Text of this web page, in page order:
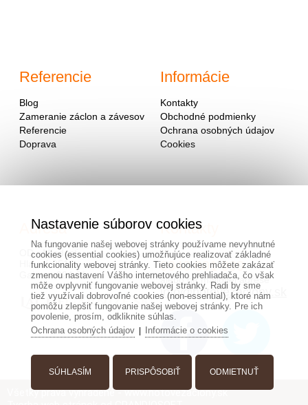
Referencie
Blog
Zameranie záclon a závesov
Referencie
Doprava
Informácie
Kontakty
Obchodné podmienky
Ochrana osobných údajov
Cookies
Adresa
OD - Mladosť
Hlavná 951
Galanta 924 01
Kontakty
0940 091 999
alebo na mailovej adrese
info@hotovezaclony.sk
Všetky práva vyhradené - www.hotovezaclony.sk
Nastavenie súborov cookies
Na fungovanie našej webovej stránky používame nevyhnutné
cookies (essential cookies) umožňujúce realizovať základné
funkcionality webovej stránky. Tieto cookies môžete zakázať
zmenou nastavení Vášho internetového prehliadača, čo však
môže ovplyvniť fungovanie webovej stránky. Radi by sme
tiež využívali dobrovoľné cookies (non-essential), ktoré nám
pomôžu zlepšiť fungovanie našej webovej stránky. Pre ich
povolenie, prosím, odkliknite súhlas.
Ochrana osobných údajov| Informácie o cookies
SÚHLASÍM PRISPÔSOBIŤ ODMIETNUŤ